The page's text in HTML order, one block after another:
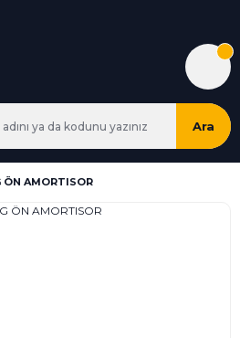
Ara
ÖN AMORTISOR